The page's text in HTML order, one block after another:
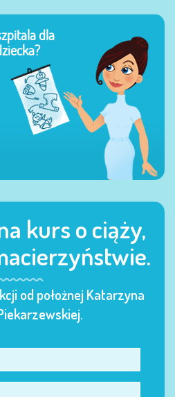
dla
kurs o ciąży,
od położnej Katarzyna